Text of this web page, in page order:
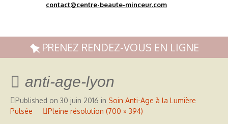
contact@centre-beaute-minceur.com
PRENEZ RENDEZ-VOUS EN LIGNE
anti-age-lyon
Published on 30 juin 2016 in Soin Anti-Age à la Lumière
Pulsée
Pleine résolution (700 × 394)